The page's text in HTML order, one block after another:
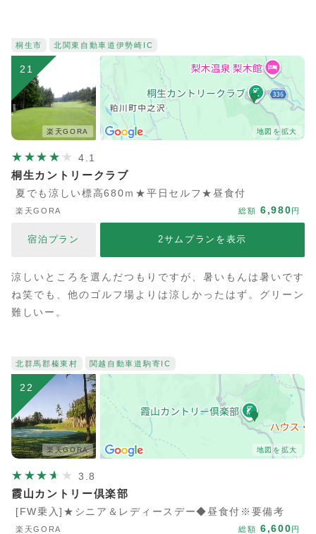
桐生市 北関東自動車道 伊勢崎IC
21
楽天GORA 地図を拡大
4.1
桐生カントリークラブ
夏でも涼しい標高680ｍ★平日セルフ★昼食付
楽天GORA 総額 6,980円
宿泊プラン 2サムプランを表示
涼しいところを選んだつもりですが、暑いもんは暑いです
ね笑でも、他のゴルフ場よりは涼しかったはず。グリーン
難しいー。
北群馬郡榛東村 関越自動車道 駒寄IC
22
楽天GORA 地図を拡大
3.8
霞山カントリー倶楽部
[FW乗入]★シニア＆レディースデー◆昼食付※要備考
楽天GORA 総額 6,600円